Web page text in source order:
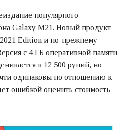
популярного
Galaxy M21. Новый продукт
Edition и по-прежнему
с 4 ГБ оперативной памяти
в 12 500 рупий, но
одинаковы по отношению к
ошибкой оценить стоимость